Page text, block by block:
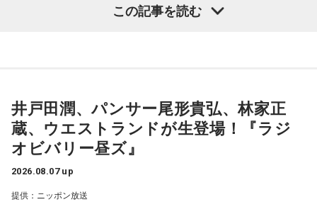
この記事を読む
井戸田潤、パンサー尾形貴弘、林家正
蔵、ウエストランドが生登場！『ラジ
オビバリー昼ズ』
2026.08.07 up
提供：ニッポン放送